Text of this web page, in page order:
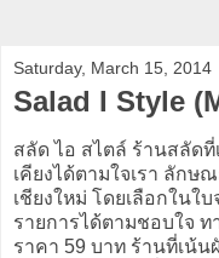
Saturday, March 15, 2014
Salad I Style
สลัด ไอ สไตล์ ร้านสลัด
เคียงได้ตามใจเรา ลักษ
เชียงใหม่ โดยเลือกในใ
รายการได้ตามชอบใจ ท
ราคา 59 บาท ร้านที่เน้น